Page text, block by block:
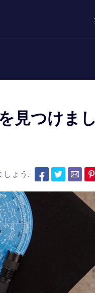
見つけま
しょう: